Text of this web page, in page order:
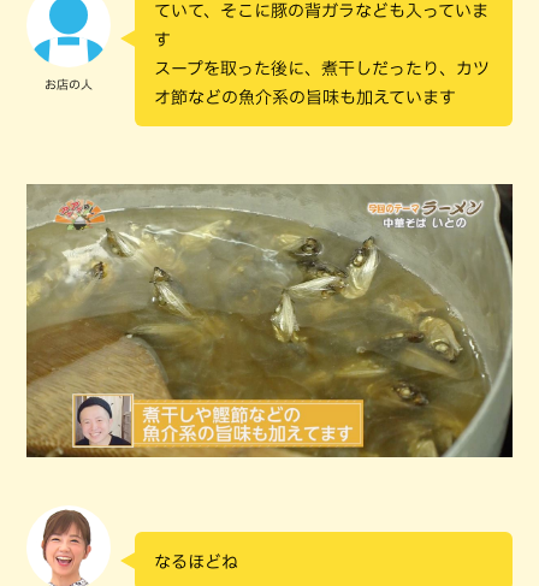
お店の人
ていて、そこに豚の背ガラなども入っていま
す
スープを取った後に、煮干しだったり、カツ
オ節などの魚介系の旨味も加えています
なるほどね